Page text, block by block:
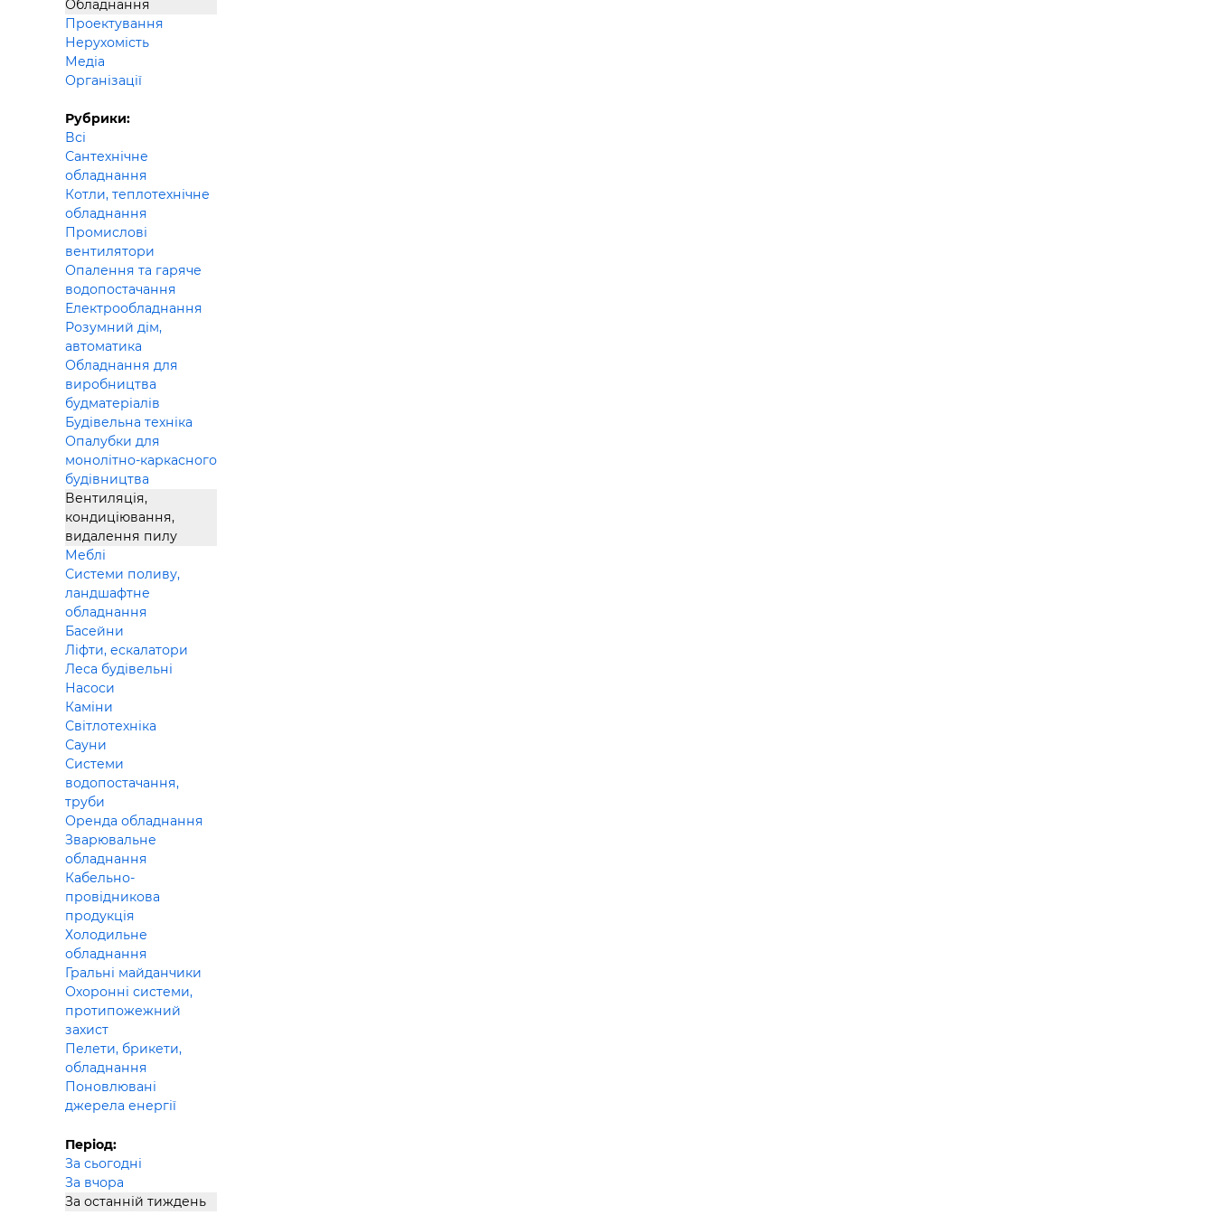
Обладнання
Проектування
Нерухомість
Медіа
Організації
Рубрики:
Всі
Сантехнічне
обладнання
Котли, теплотехнічне
обладнання
Промислові
вентилятори
Опалення та гаряче
водопостачання
Електрообладнання
Розумний дім,
автоматика
Обладнання для
виробництва
будматеріалів
Будівельна техніка
Опалубки для
монолітно-каркасного
будівництва
Вентиляція,
кондиціювання,
видалення пилу
Меблі
Системи поливу,
ландшафтне
обладнання
Басейни
Ліфти, ескалатори
Леса будівельні
Насоси
Каміни
Світлотехніка
Сауни
Системи
водопостачання,
труби
Оренда обладнання
Зварювальне
обладнання
Кабельно-
провідникова
продукція
Холодильне
обладнання
Гральні майданчики
Охоронні системи,
протипожежний
захист
Пелети, брикети,
обладнання
Поновлювані
джерела енергії
Період:
За сьогодні
За вчора
За останній тиждень